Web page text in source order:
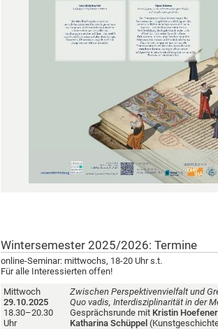
Wintersemester 2025/2026: Termine
online-Seminar: mittwochs, 18-20 Uhr s.t.
Für alle Interessierten offen!
Mittwoch
29.10.2025
18.30–20.30
Uhr
Zwischen Perspektivenvielfalt und
Quo vadis, Interdisziplinarität in der
Gesprächsrunde mit Kristin Hoefener
Katharina Schüppel